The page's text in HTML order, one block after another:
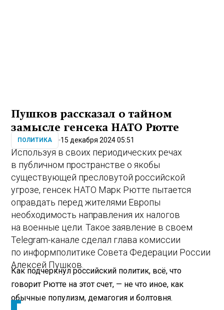
Пушков рассказал о тайном
замысле генсека НАТО Рютте
ПОЛИТИКА 15 декабря 2024 05:51
Используя в своих периодических речах
в публичном пространстве о якобы
существующей пресловутой российской
угрозе, генсек НАТО Марк Рютте пытается
оправдать перед жителями Европы
необходимость направления их налогов
на военные цели. Такое заявление в своем
Telegram-канале сделал глава комиссии
по информполитике Совета Федерации России
Алексей Пушков.
Как подчеркнул российский политик, всё, что
говорит Рютте на этот счет, — не что иное, как
обычные популизм, демагогия и болтовня.